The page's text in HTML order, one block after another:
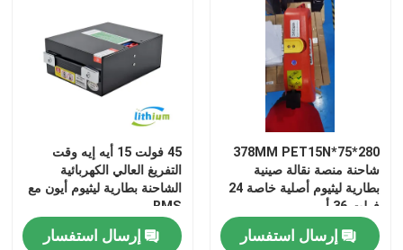
280*75*378MM PET15N
شاحنة منصة نقالة صينية
بطارية ليثيوم أصلية خاصة 24
فولت 36 أمبير
إرسال استفسار
45 فولت 15 أيه إيه وقت
التفريغ العالي الكهربائية
الشاحنة بطارية ليثيوم أيون مع
BMS
إرسال استفسار